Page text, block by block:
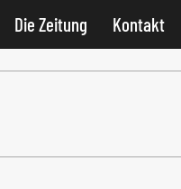
Die Zeitung Kontakt